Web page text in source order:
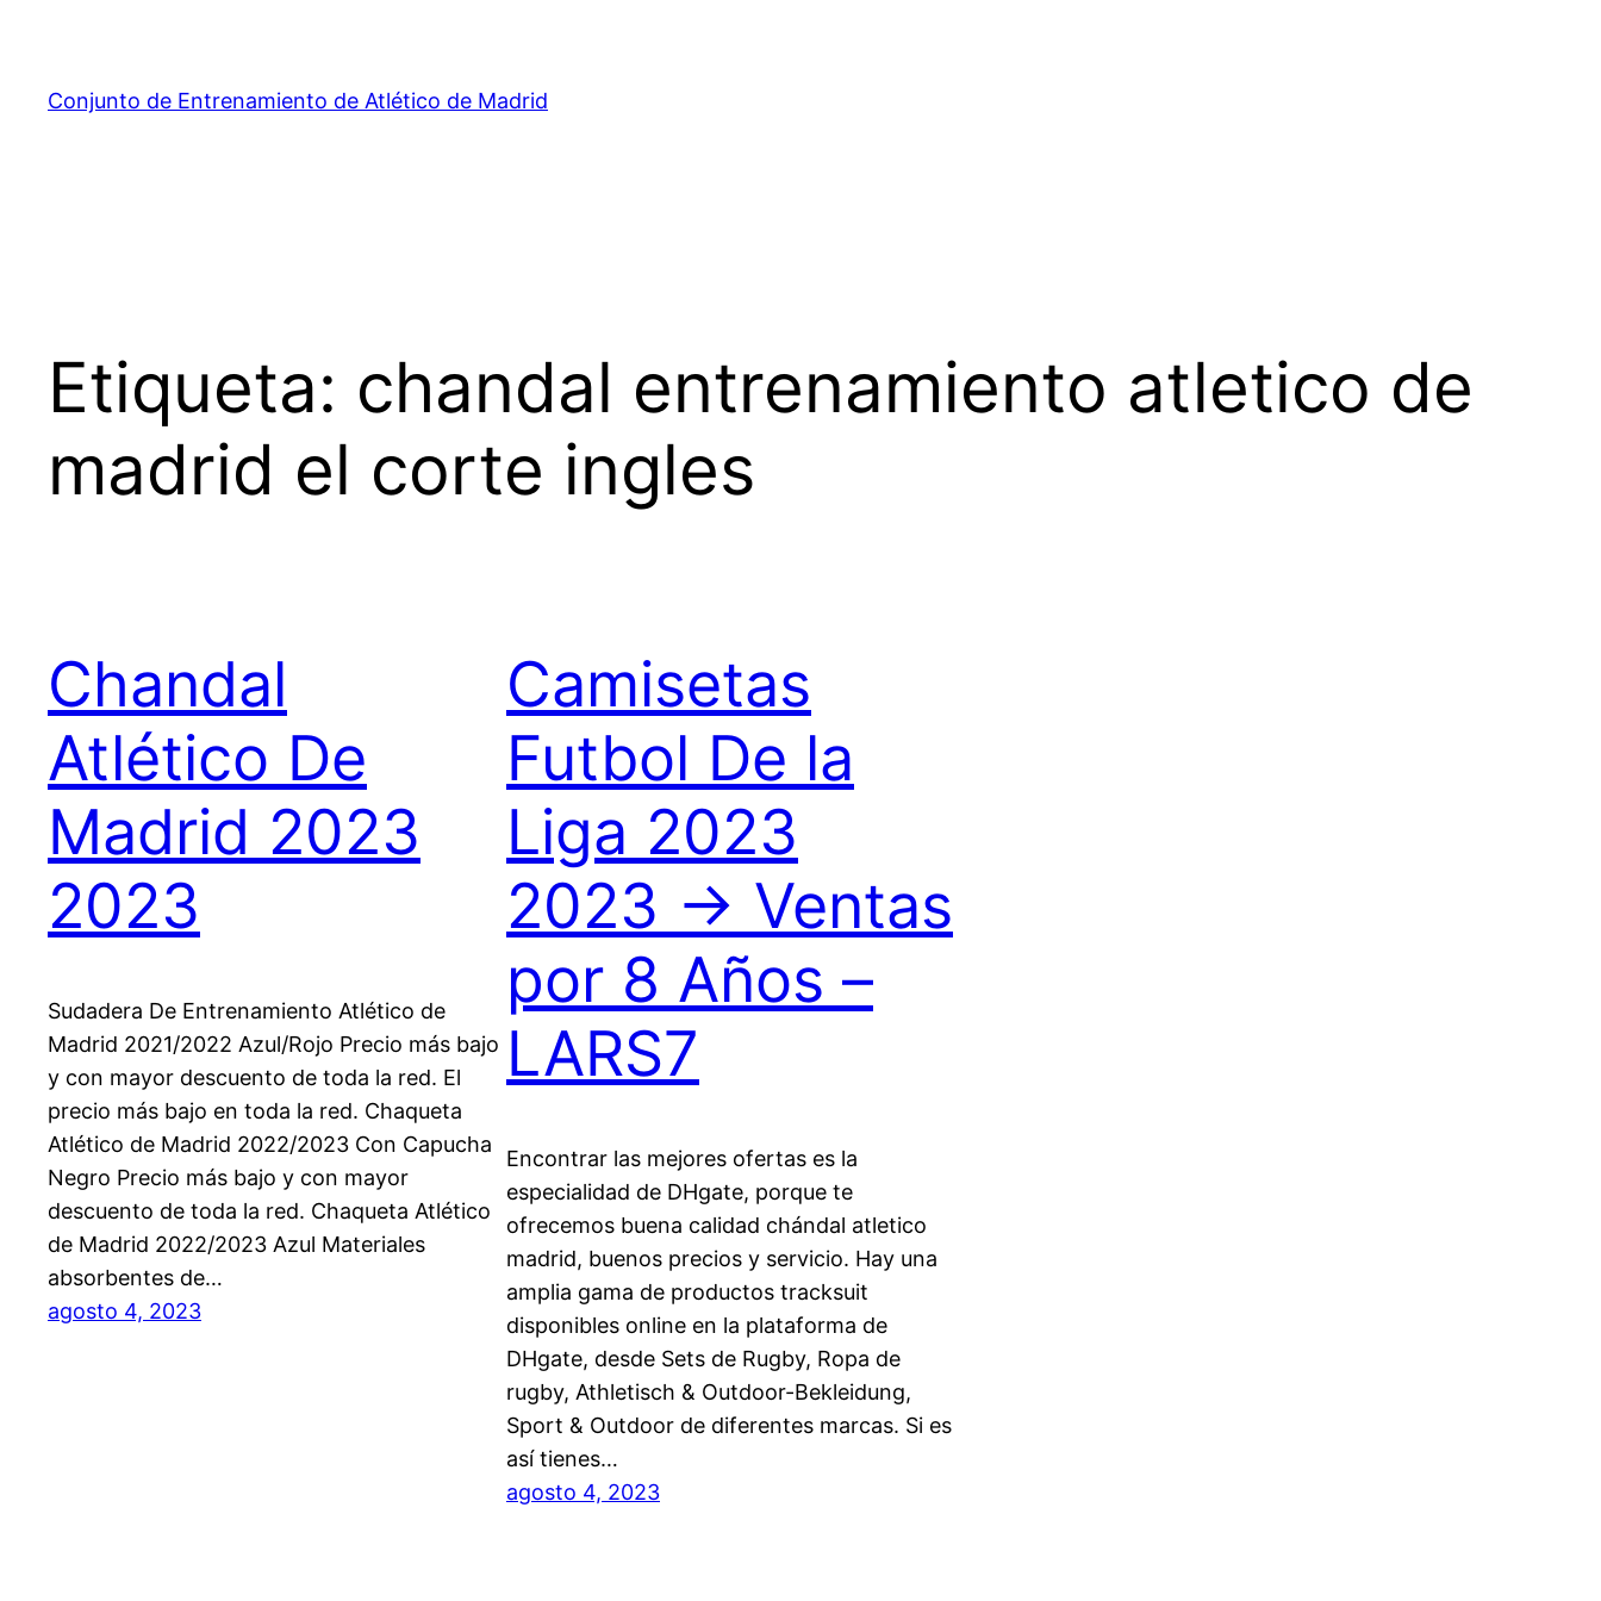
contenido
Conjunto de Entrenamiento de Atlético de Madrid
Etiqueta: chandal entrenamiento atletico de
madrid el corte ingles
Chandal
Atlético De
Madrid 2023
2023
Sudadera De Entrenamiento Atlético de
Madrid 2021/2022 Azul/Rojo Precio más bajo
y con mayor descuento de toda la red. El
precio más bajo en toda la red. Chaqueta
Atlético de Madrid 2022/2023 Con Capucha
Negro Precio más bajo y con mayor
descuento de toda la red. Chaqueta Atlético
de Madrid 2022/2023 Azul Materiales
absorbentes de…
agosto 4, 2023
Camisetas
Futbol De la
Liga 2023
2023 → Ventas
por 8 Años –
LARS7
Encontrar las mejores ofertas es la
especialidad de DHgate, porque te
ofrecemos buena calidad chándal atletico
madrid, buenos precios y servicio. Hay una
amplia gama de productos tracksuit
disponibles online en la plataforma de
DHgate, desde Sets de Rugby, Ropa de
rugby, Athletisch & Outdoor-Bekleidung,
Sport & Outdoor de diferentes marcas. Si es
así tienes…
agosto 4, 2023